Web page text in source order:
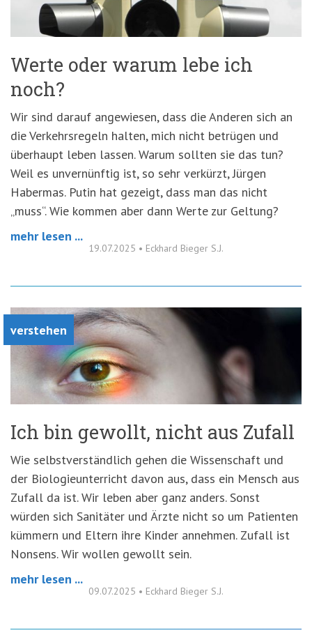
Werte oder warum lebe ich
noch?
Wir sind darauf angewiesen, dass die Anderen sich an
die Verkehrsregeln halten, mich nicht betrügen und
überhaupt leben lassen. Warum sollten sie das tun?
Weil es unvernünftig ist, so sehr verkürzt, Jürgen
Habermas. Putin hat gezeigt, dass man das nicht
„muss“. Wie kommen aber dann Werte zur Geltung?
mehr lesen ...
19.07.2025 • Eckhard Bieger S.J.
verstehen
Ich bin gewollt, nicht aus Zufall
Wie selbstverständlich gehen die Wissenschaft und
der Biologieunterricht davon aus, dass ein Mensch aus
Zufall da ist. Wir leben aber ganz anders. Sonst
würden sich Sanitäter und Ärzte nicht so um Patienten
kümmern und Eltern ihre Kinder annehmen. Zufall ist
Nonsens. Wir wollen gewollt sein.
mehr lesen ...
09.07.2025 • Eckhard Bieger S.J.